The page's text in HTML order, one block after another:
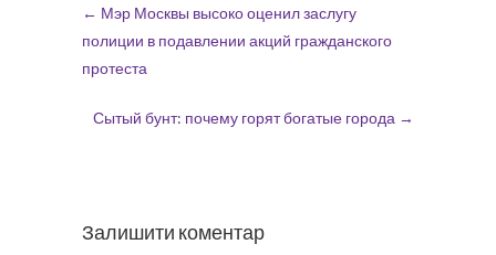
← Мэр Москвы высоко оценил заслугу
полиции в подавлении акций гражданского
протеста
Сытый бунт: почему горят богатые города →
Залишити коментар